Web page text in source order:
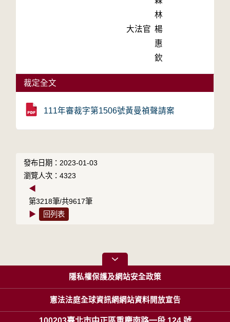
林
大法官 楊
惠
欽
裁定全文
111年審裁字第1506號黃曼禎聲請案
發布日期：2023-01-03
瀏覽人次：4323
◀
第3218筆/共9617筆
▶
回列表
隱私權保護及網站安全政策
憲法法庭全球資訊網網站資料開放宣告